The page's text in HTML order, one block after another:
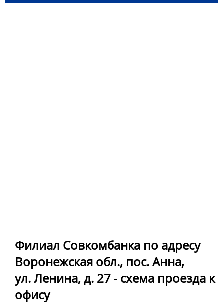
Филиал Совкомбанка по адресу
Воронежская обл., пос. Анна,
ул. Ленина, д. 27 - схема проезда к
офису